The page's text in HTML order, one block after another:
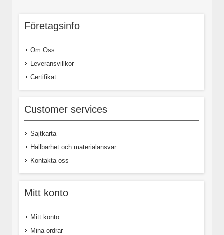
Företagsinfo
Om Oss
Leveransvillkor
Certifikat
Customer services
Sajtkarta
Hållbarhet och materialansvar
Kontakta oss
Mitt konto
Mitt konto
Mina ordrar